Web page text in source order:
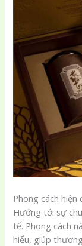
Phong cách hiện
Hướng tới sự
tế. Phong cách
hiểu, giúp